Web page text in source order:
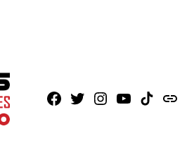
Facebook
X Instagram
YoutubeTikTokissuu